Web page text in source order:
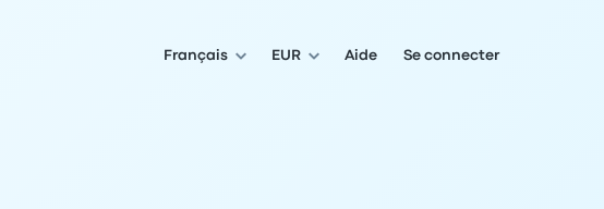
Français EUR Aide Se connecter